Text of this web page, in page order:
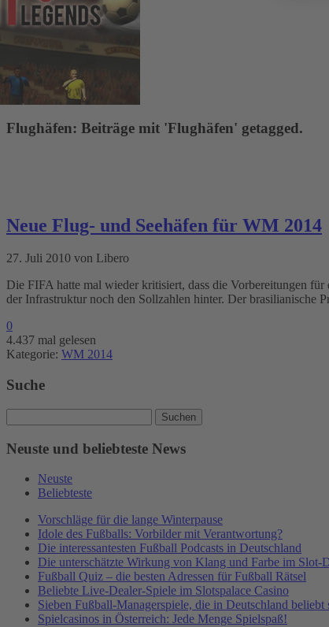
Flughäfen: Beiträge mit 'Flughäfen' getagged.
Neue Flug- und Seehäfen für WM 2014
27. Juli 2010 von Libero
Die FIFA hatte mal wieder kritisiert, dass die Vorbereitungen
der Infrastruktur noch den Sollzahlen hinter. Der brasilianische
0
4.437 mal gelesen
Kategorie: WM 2014
Suche
nach:
Neuste und beliebteste News
Neuste
Beliebteste
Vorschläge für die lange Winterpause
Idole des Fußballs: Vorbilder mit Verantwortung?
Die interessantesten Fußball Podcasts in Deutschland
Die unterschätzte Wirkung von Klang und Farbe im Slot-
Fußball Quiz – die besten Adressen für Fußball Rätsel
Beliebte Live-Dealer-Spiele im Slotspalace Casino
Sieben Fußball-Managerspiele, die in Deutschland beliebt
Spielcasinos in Österreich: Jede Menge Spielspaß!